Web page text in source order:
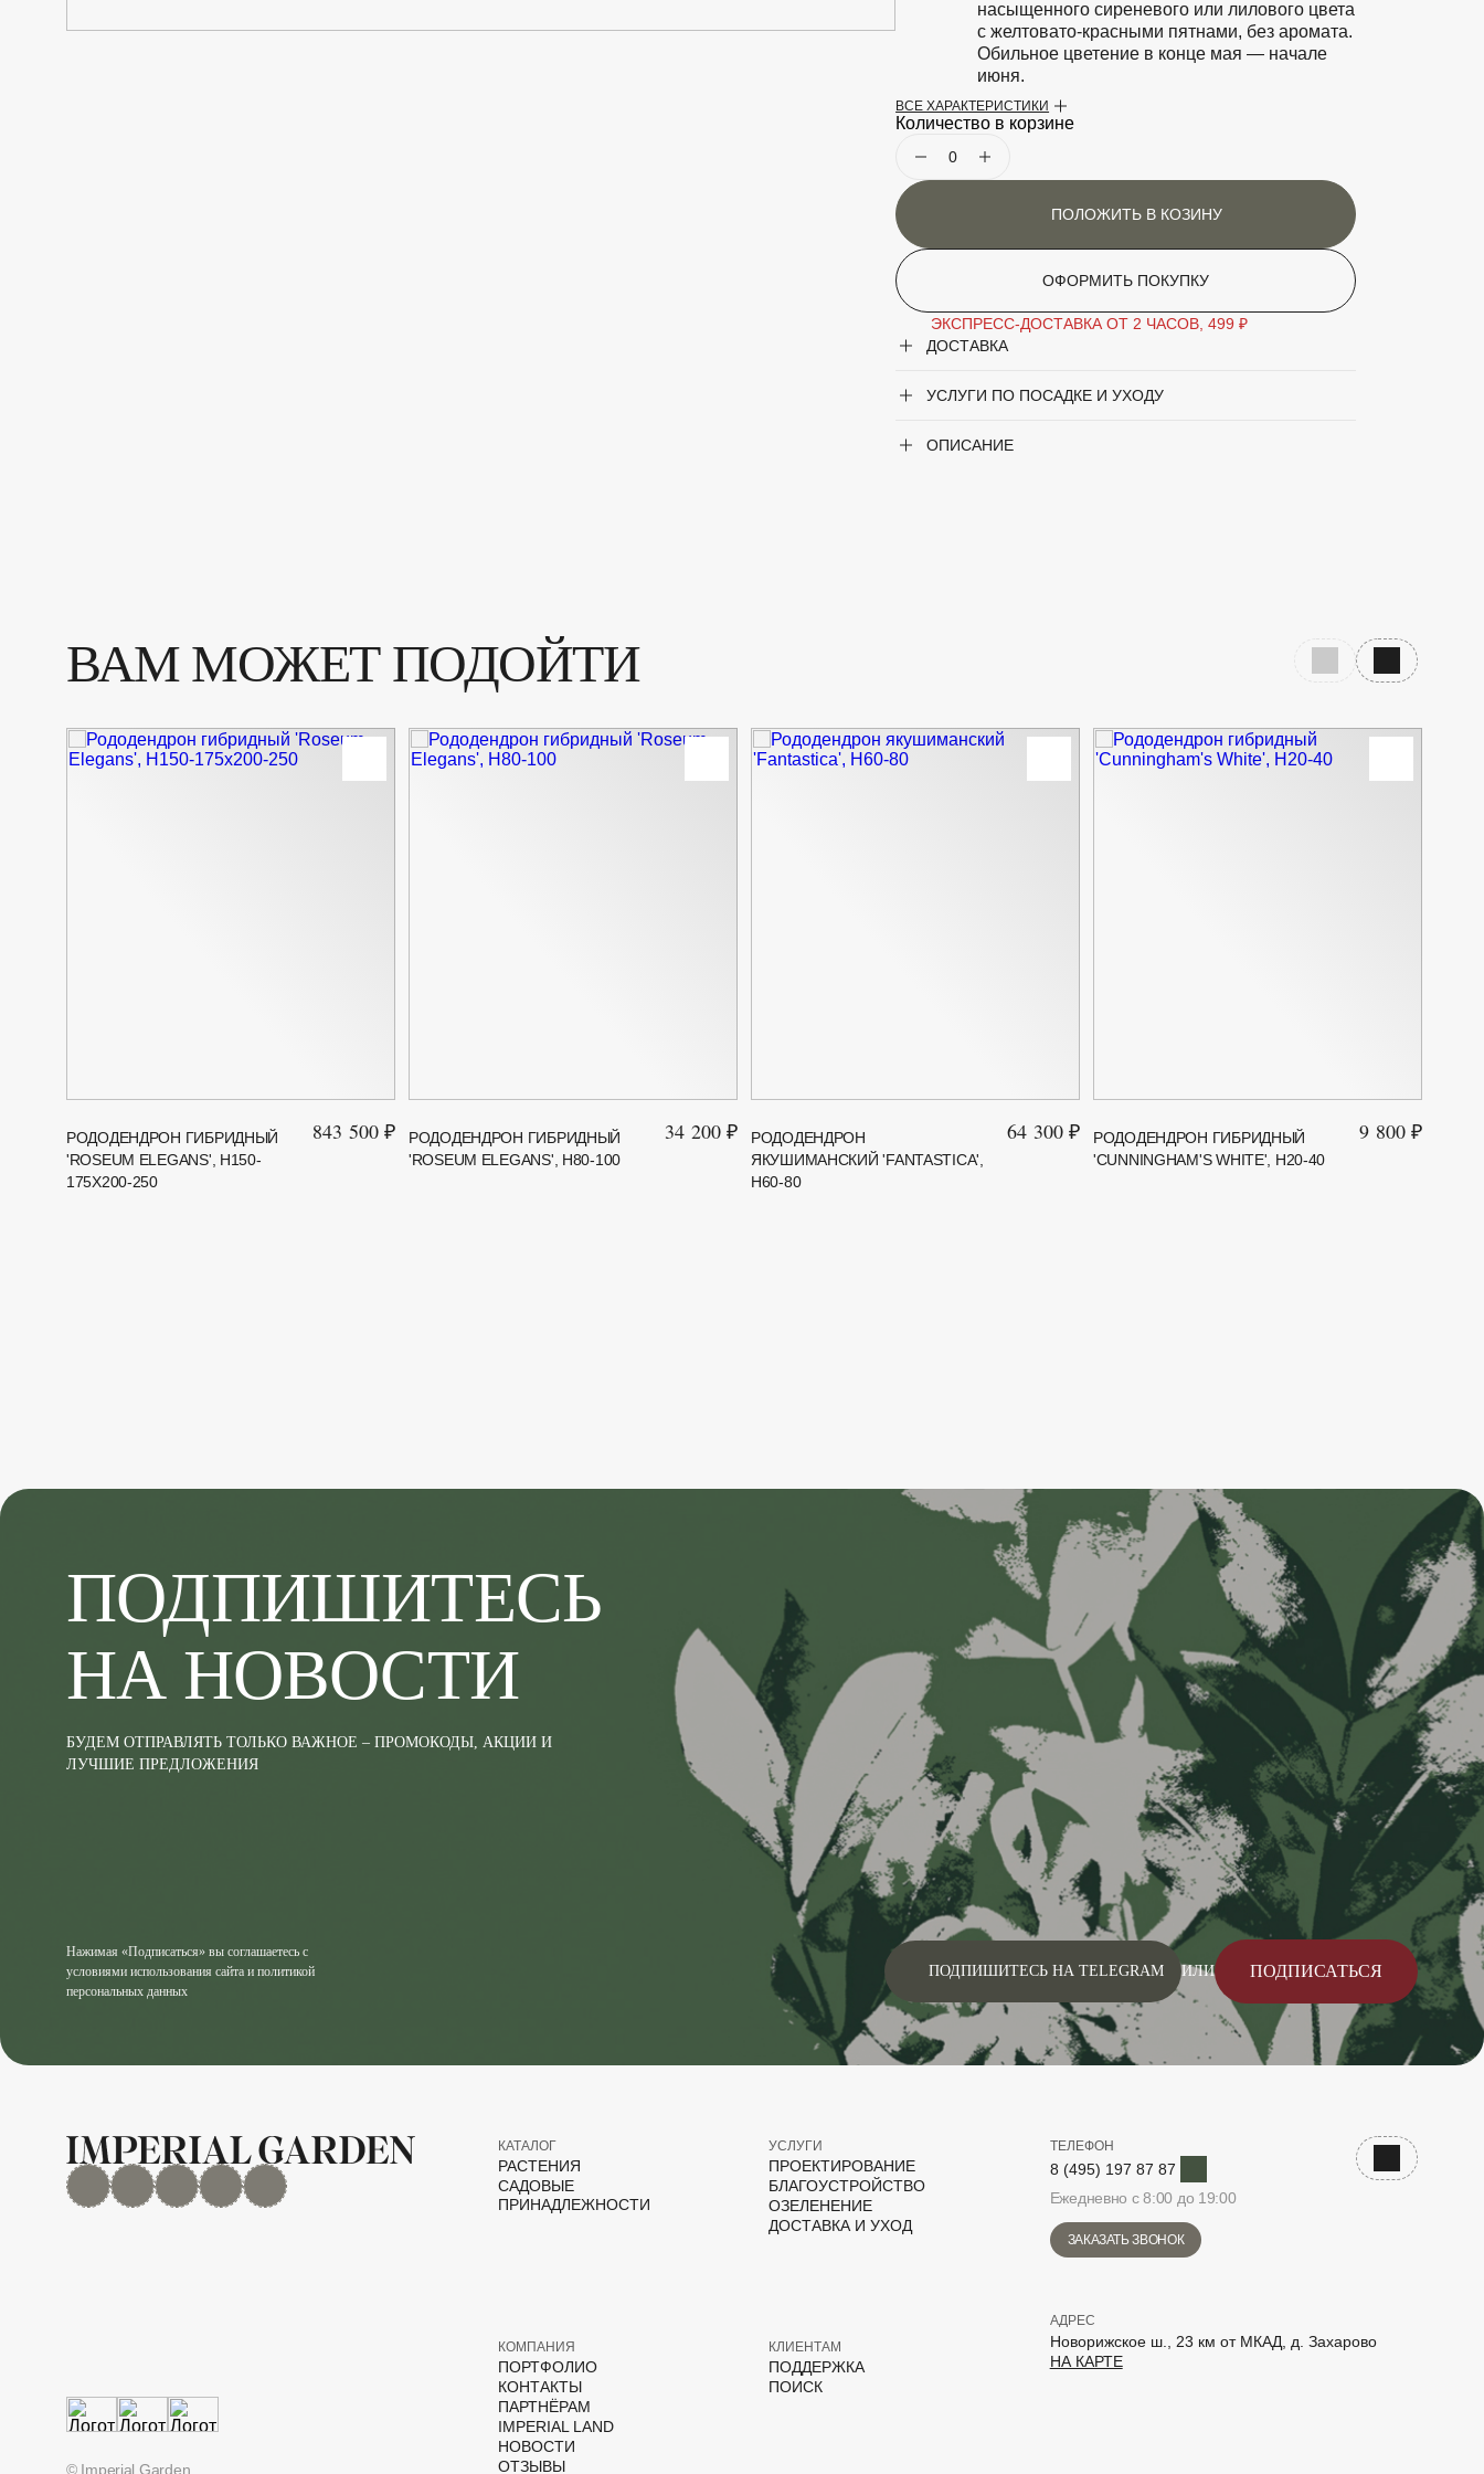
насыщенного сиреневого или лилового цвета
с желтовато-красными пятнами, без аромата.
Обильное цветение в конце мая — начале
июня.
Особенности Светолюбив. Лучше растет в полутени.
суглинистые почвы кислой реакции,
пересушенных, избыточно увлажненных,
тяжелых глинистых почв.
Период цветения
Сорт
ВСЕ ХАРАКТЕРИСТИКИ
Количество в корзине
ПОЛОЖИТЬ В КОЗИНУ
ОФОРМИТЬ ПОКУПКУ
ЭКСПРЕСС-ДОСТАВКА ОТ 2 ЧАСОВ, 499 ₽
ДОСТАВКА
УСЛУГИ ПО ПОСАДКЕ И УХОДУ
ОПИСАНИЕ
ВАМ МОЖЕТ ПОДОЙТИ Предыдущий слайд
Следующий
РОДОДЕНДРОН ГИБРИДНЫЙ
'ROSEUM ELEGANS', H150-
175X200-250
843 500 ₽
РОДОДЕНДРОН ГИБРИДНЫЙ
'ROSEUM ELEGANS', H80-100
34 200 ₽
РОДОДЕНДРОН
ЯКУШИМАНСКИЙ 'FANTASTICA',
H60-80
64 300 ₽
РОДОДЕНДРОН ГИБРИДНЫЙ
'CUNNINGHAM'S WHITE', H20-40
9 800 ₽
ПОДПИШИТЕСЬ
НА НОВОСТИ
БУДЕМ ОТПРАВЛЯТЬ ТОЛЬКО ВАЖНОЕ – ПРОМОКОДЫ, АКЦИИ И
ЛУЧШИЕ ПРЕДЛОЖЕНИЯ
Нажимая «Подписаться» вы соглашаетесь с
условиями использования сайта и политикой
персональных данных
ПОДПИШИТЕСЬ НА TELEGRAM ИЛИ ПОДПИСАТЬСЯ
MAX Дзен YouTuberutubeTelegram
КАТАЛОГ
РАСТЕНИЯ
САДОВЫЕ
ПРИНАДЛЕЖНОСТИ
УСЛУГИ
ПРОЕКТИРОВАНИЕ
БЛАГОУСТРОЙСТВО
ОЗЕЛЕНЕНИЕ
ДОСТАВКА И УХОД
КОМПАНИЯ
ПОРТФОЛИО
КОНТАКТЫ
ПАРТНЁРАМ
IMPERIAL LAND
НОВОСТИ
ОТЗЫВЫ
КЛИЕНТАМ
ПОДДЕРЖКА
ПОИСК
АДРЕС
Новорижское ш., 23 км от МКАД, д. Захарово
НА КАРТЕ
ТЕЛЕФОН
8 (495) 197 87 87
Ежедневно с 8:00 до 19:00
ЗАКАЗАТЬ ЗВОНОК
Наверх
© Imperial Garden.